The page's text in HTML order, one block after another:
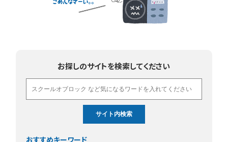
お探しのサイトを検索してください
おすすめキーワード